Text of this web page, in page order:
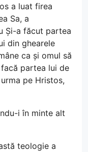
a luat firea
Sa, a
Și-a făcut partea
din ghearele
ca și omul să
partea lui de
pe Hristos,
i în minte alt
teologie a